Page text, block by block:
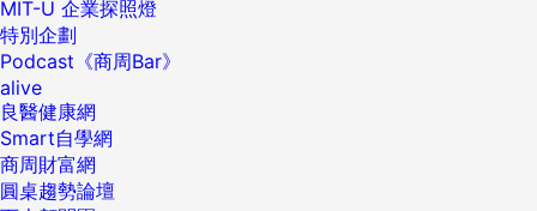
MIT-U 企業探照燈
特別企劃
Podcast《商周Bar》
alive
良醫健康網
Smart自學網
商周財富網
圓桌趨勢論壇